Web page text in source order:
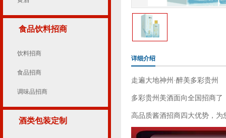
食品饮料招商
饮料招商
食品招商
调味品招商
酒类包装定制
详细介绍
走遍大地神州·醉美多彩贵州
多彩贵州美酒面向全国招商了
高品质酱酒招商四大优势，为